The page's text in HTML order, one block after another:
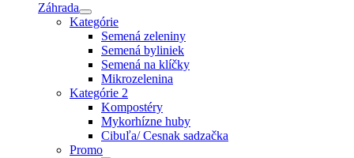
Záhrada
Kategórie
Semená zeleniny
Semená byliniek
Semená na klíčky
Mikrozelenina
Kategórie 2
Kompostéry
Mykorhízne huby
Cibuľa/ Cesnak sadzačka
Promo